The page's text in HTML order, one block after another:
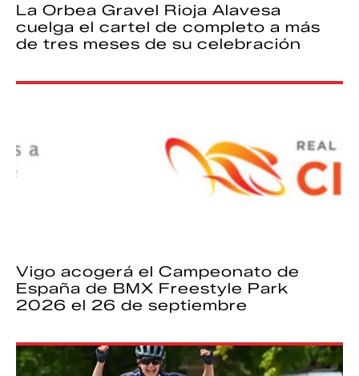
La Orbea Gravel Rioja Alavesa
cuelga el cartel de completo a más
de tres meses de su celebración
Vigo acogerá el Campeonato de
España de BMX Freestyle Park
2026 el 26 de septiembre